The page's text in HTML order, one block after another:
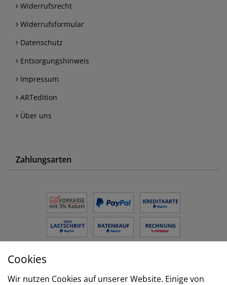
Widerrufsrecht
Widerrufsformular
Datenschutz
Entsorgungshinweis
Impressum
ARTedition
Über uns
Zahlungsarten
Versand
Cookies
Wir nutzen Cookies auf unserer Website. Einige von